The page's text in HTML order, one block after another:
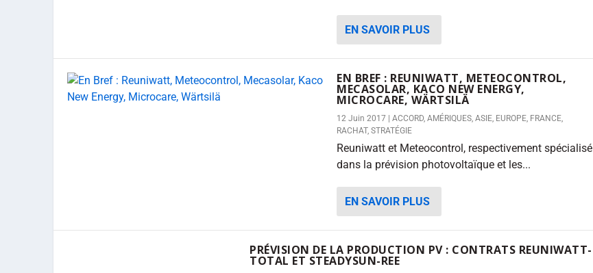
EN SAVOIR PLUS
EN BREF : REUNIWATT, METEOCONTROL,
MECASOLAR, KACO NEW ENERGY,
MICROCARE, WÄRTSILÄ
12 Juin 2017 ACCORD, AMÉRIQUES, ASIE, EUROPE, FRANCE,
RACHAT, STRATÉGIE
Reuniwatt et Meteocontrol, respectivement spécialisé
dans la prévision photovoltaïque et les...
EN SAVOIR PLUS
PRÉVISION DE LA PRODUCTION PV : CONTRATS REUNIWATT-
TOTAL ET STEADYSUN-REE